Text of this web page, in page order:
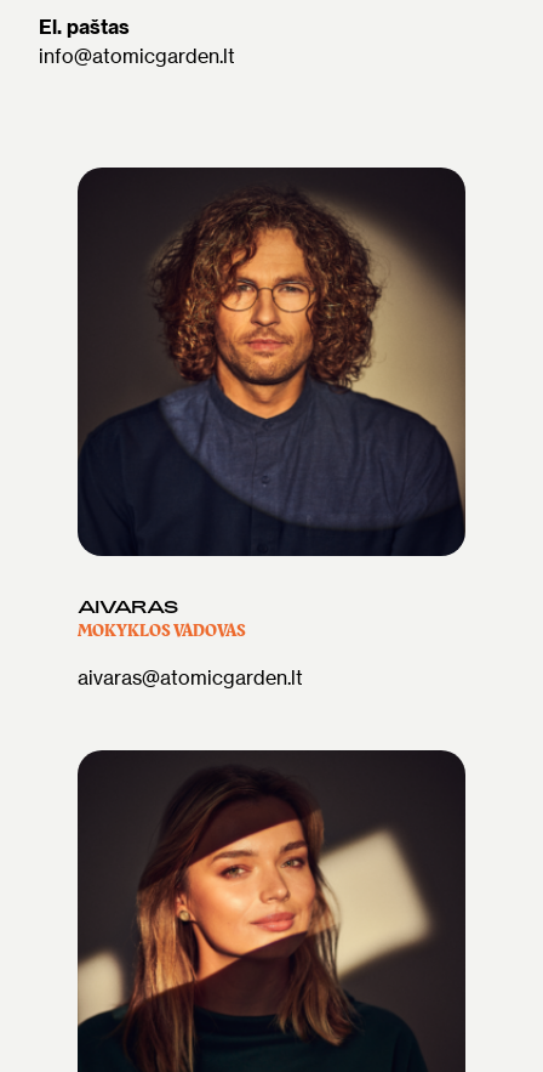
El. paštas
info@atomicgarden.lt
AIVARAS
MOKYKLOS VADOVAS
aivaras@atomicgarden.lt